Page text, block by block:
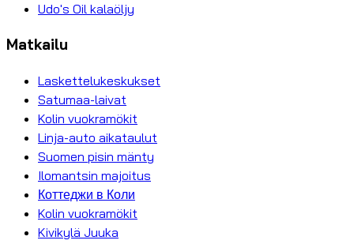
Udo's Oil kalaöljy
Matkailu
Laskettelukeskukset
Satumaa-laivat
Kolin vuokramökit
Linja-auto aikataulut
Suomen pisin mänty
Ilomantsin majoitus
Коттеджи в Коли
Kolin vuokramökit
Kivikylä Juuka